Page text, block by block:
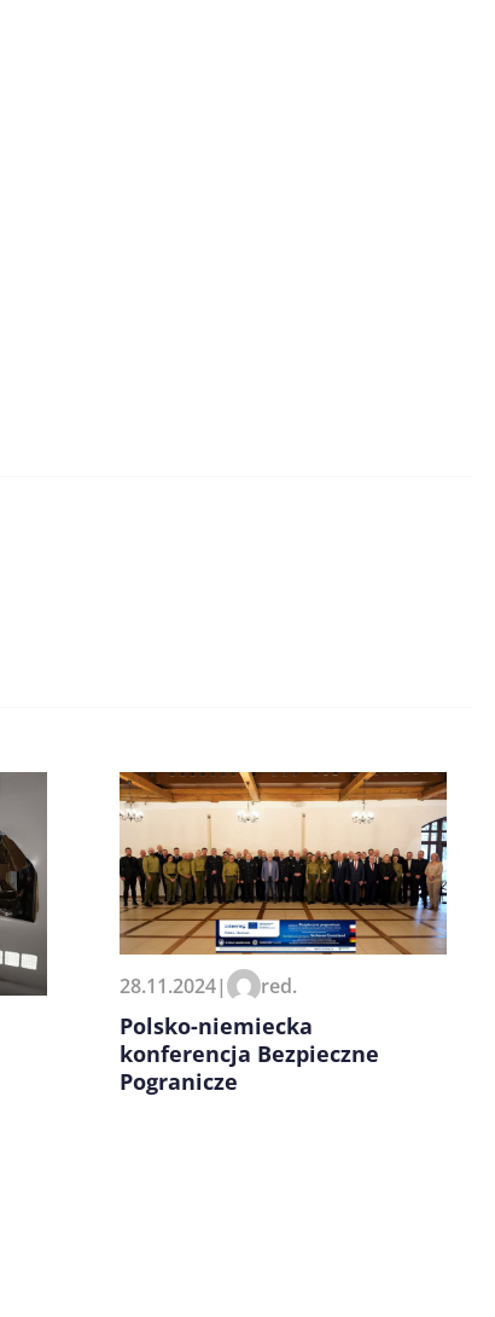
28.11.2024| red.
Polsko-niemiecka
konferencja Bezpieczne
Pogranicze